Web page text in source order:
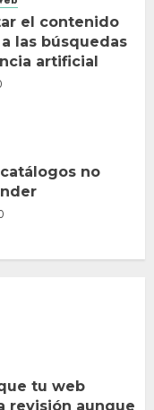
el contenido
las búsquedas
artificial
no
tu web
revisión aunque